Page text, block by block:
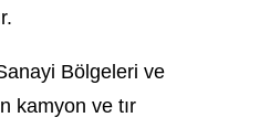
Bölgeleri ve
kamyon ve tır